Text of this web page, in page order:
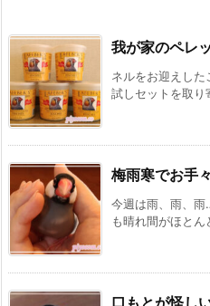
我が家のペレ
ネルをお迎えし
試しセットを取
梅雨寒でお手
今週は雨、雨、
も晴れ間がほと
口もとが怪し